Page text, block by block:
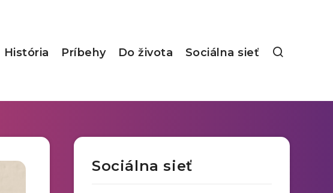
História Príbehy Do života Sociálna sieť
Sociálna sieť